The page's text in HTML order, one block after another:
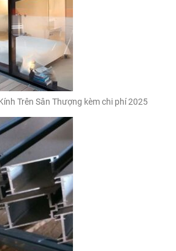
Trên Sân Thượng kèm chi phí 2025